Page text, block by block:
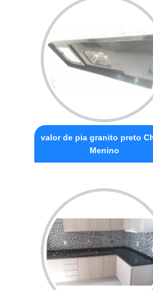
valor de pia granito preto
Menino